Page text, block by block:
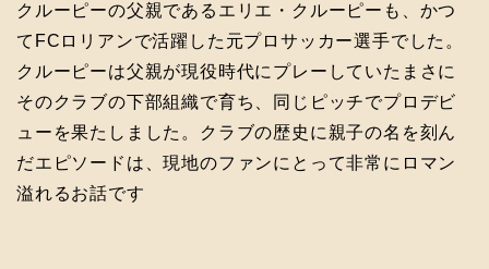
クルーピーの父親であるエリエ・クルーピーも、かつ
てFCロリアンで活躍した元プロサッカー選手でした。
クルーピーは父親が現役時代にプレーしていたまさに
そのクラブの下部組織で育ち、同じピッチでプロデビ
ューを果たしました。クラブの歴史に親子の名を刻ん
だエピソードは、現地のファンにとって非常にロマン
溢れるお話です